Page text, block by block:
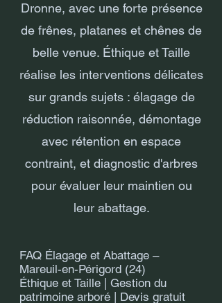
Dronne, avec une forte présence
de frênes, platanes et chênes de
belle venue. Éthique et Taille
réalise les interventions délicates
sur grands sujets : élagage de
réduction raisonnée, démontage
avec rétention en espace
contraint, et diagnostic d'arbres
pour évaluer leur maintien ou
leur abattage.
FAQ Élagage et Abattage –
Mareuil-en-Périgord (24)
Éthique et Taille | Gestion du
patrimoine arboré | Devis gratuit